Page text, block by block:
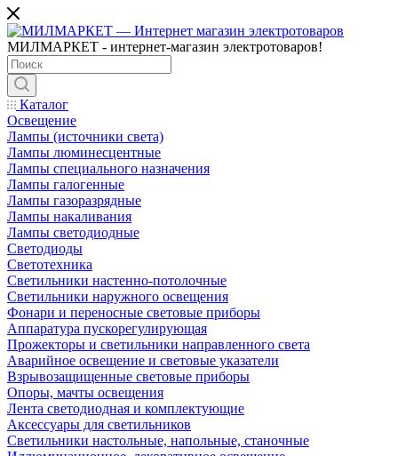
МИЛМАРКЕТ - интернет-магазин электротоваров!
Каталог
Освещение
Лампы (источники света)
Лампы люминесцентные
Лампы специального назначения
Лампы галогенные
Лампы газоразрядные
Лампы накаливания
Лампы светодиодные
Светодиоды
Светотехника
Светильники настенно-потолочные
Светильники наружного освещения
Фонари и переносные световые приборы
Аппаратура пускорегулирующая
Прожекторы и светильники направленного света
Аварийное освещение и световые указатели
Взрывозащищенные световые приборы
Опоры, мачты освещения
Лента светодиодная и комплектующие
Аксессуары для светильников
Светильники настольные, напольные, станочные